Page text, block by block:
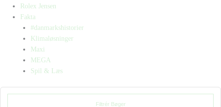
Rolex Jensen
Fakta
#danmarkshistorier
Klimaløsninger
Maxi
MEGA
Spil & Læs
Filtrér Bøger